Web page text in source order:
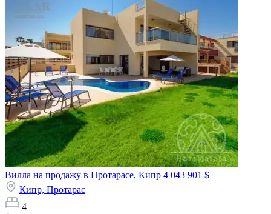
Вилла на продажу в Протарасе, Кипр 4 043 901 $
Кипр, Протарас
4